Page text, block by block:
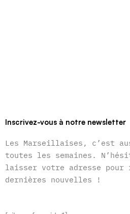
Inscrivez-vous à notre newsletter
Les Marseillaises, c’est
toutes les semaines.
laisser votre adresse pour
dernières nouvelles !